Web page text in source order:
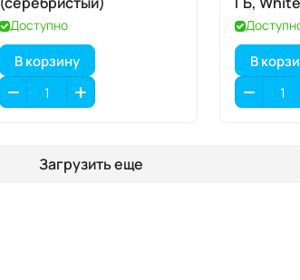
Доступно
В корзину В
Загрузить еще